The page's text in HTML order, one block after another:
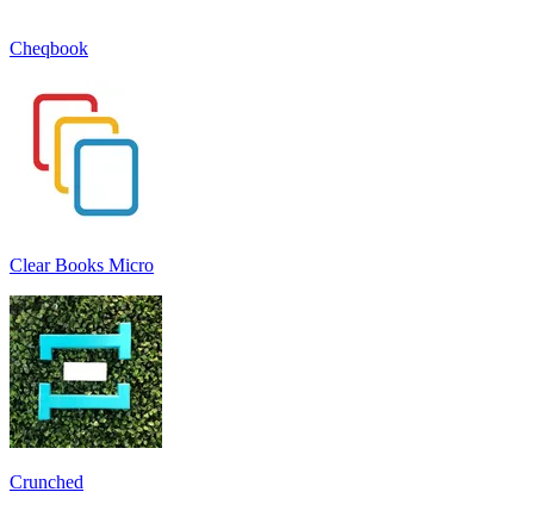
Cheqbook
Clear Books Micro
Crunched